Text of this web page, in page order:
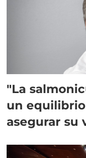
"La
un
asegurar su